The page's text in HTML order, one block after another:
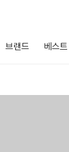
브랜드 베스트